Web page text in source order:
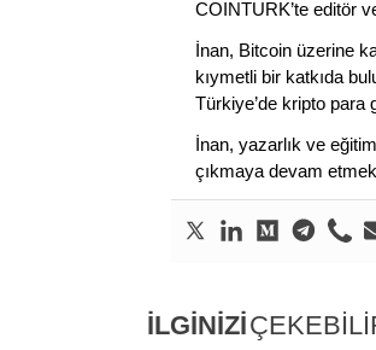
COINTURK’te editör
İnan, Bitcoin üzerine
kıymetli bir katkıda
Türkiye’de kripto para
İnan, yazarlık ve
çıkmaya devam
İLGİNİZİ